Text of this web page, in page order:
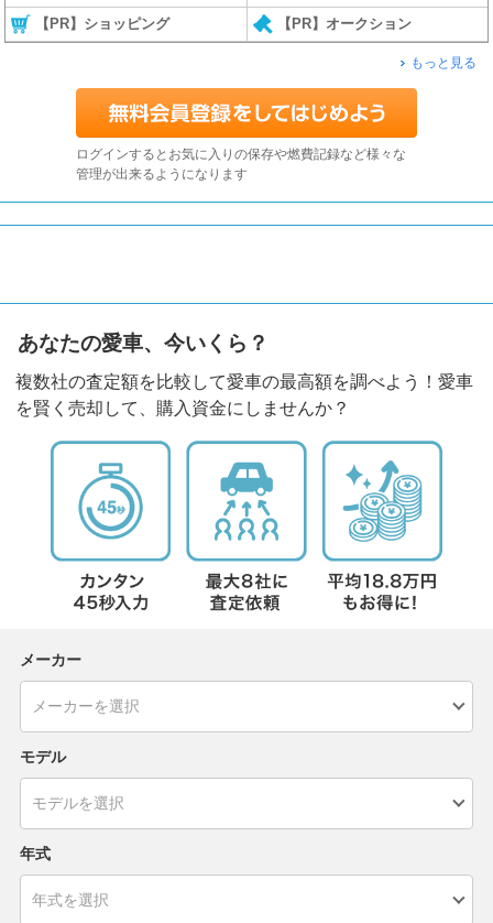
【PR】ショッピング 【PR】オークション
もっと見る
ログインするとお気に入りの保存や燃費記録など様々な
管理が出来るようになります
あなたの愛車、今いくら？
複数社の査定額を比較して愛車の最高額を調べよう！愛車
を賢く売却して、購入資金にしませんか？
メーカー
モデル
年式